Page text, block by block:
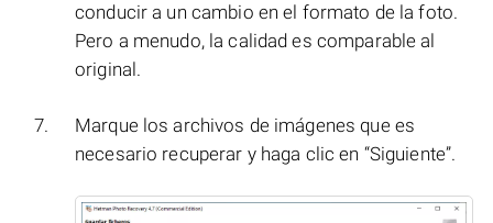
conducir a un cambio en el formato de la foto.
Pero a menudo, la calidad es comparable al
original.
Marque los archivos de imágenes que es
necesario recuperar y haga clic en “Siguiente”.